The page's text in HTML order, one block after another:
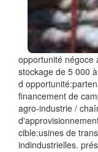
opportunité négoce
stockage de 5 000
d
financement de
agro-industrie /
cible:usines de
indindustrielles.